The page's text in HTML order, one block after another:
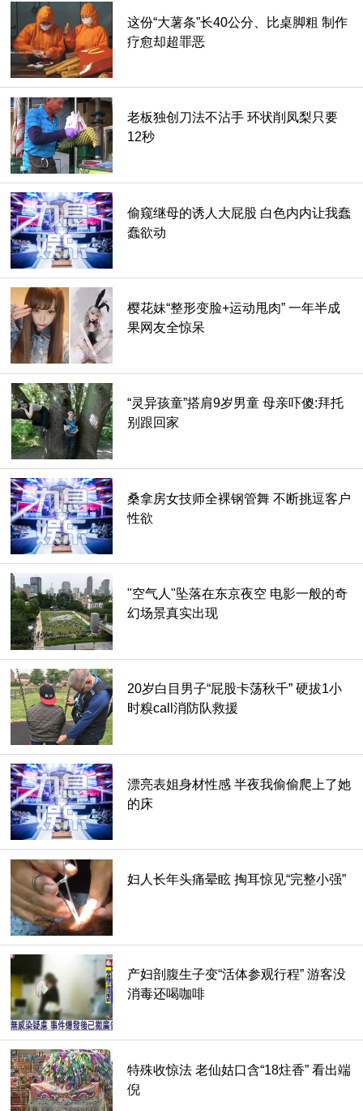
这份“大薯条”长40公分、比桌脚粗 制作
疗愈却超罪恶
老板独创刀法不沾手 环状削凤梨只要
12秒
偷窥继母的诱人大屁股 白色内内让我蠢
蠢欲动
樱花妹“整形变脸+运动甩肉” 一年半成
果网友全惊呆
“灵异孩童”搭肩9岁男童 母亲吓傻:拜托
别跟回家
桑拿房女技师全裸钢管舞 不断挑逗客户
性欲
"空气人"坠落在东京夜空 电影一般的奇
幻场景真实出现
20岁白目男子“屁股卡荡秋千” 硬拔1小
时糗call消防队救援
漂亮表姐身材性感 半夜我偷偷爬上了她
的床
妇人长年头痛晕眩 掏耳惊见“完整小强”
产妇剖腹生子变“活体参观行程” 游客没
消毒还喝咖啡
特殊收惊法 老仙姑口含“18炷香” 看出端
倪